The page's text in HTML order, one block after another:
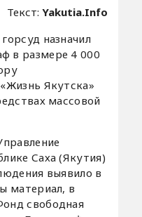
Текст:Yakutia.Info
назначил
в размере 4 000
Якутска»
массовой
Саха (Якутия)
выявило в
материал, в
свободная